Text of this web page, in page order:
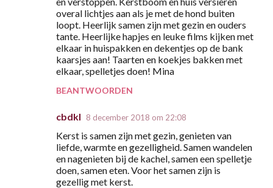
overal lichtjes aan als je met de hond buiten
loopt. Heerlijk samen zijn met gezin en ouders
tante. Heerlijke hapjes en leuke films kijken met
elkaar in huispakken en dekentjes op de bank
kaarsjes aan! Taarten en koekjes bakken met
elkaar, spelletjes doen! Mina
BEANTWOORDEN
cbdkl 8 december 2018 om 22:08
Kerst is samen zijn met gezin, genieten van
liefde, warmte en gezelligheid. Samen wandelen
en nagenieten bij de kachel, samen een spelletje
doen, samen eten. Voor het samen zijn is
gezellig met kerst.